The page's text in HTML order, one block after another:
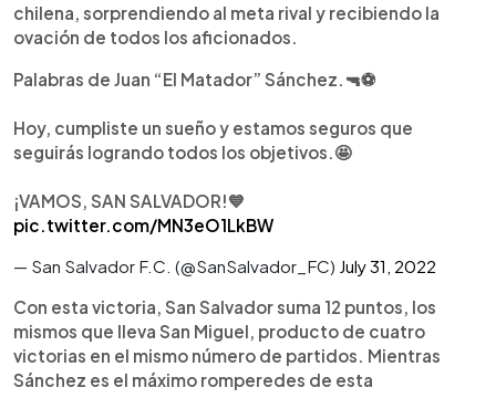
chilena, sorprendiendo al meta rival y recibiendo la
ovación de todos los aficionados.
Palabras de Juan “El Matador” Sánchez.🔫⚽️
Hoy, cumpliste un sueño y estamos seguros que
seguirás logrando todos los objetivos.🤩
¡VAMOS, SAN SALVADOR!💙
pic.twitter.com/MN3eO1LkBW
— San Salvador F.C. (@SanSalvador_FC) July 31, 2022
Con esta victoria, San Salvador suma 12 puntos, los
mismos que lleva San Miguel, producto de cuatro
victorias en el mismo número de partidos. Mientras
Sánchez es el máximo romperedes de esta